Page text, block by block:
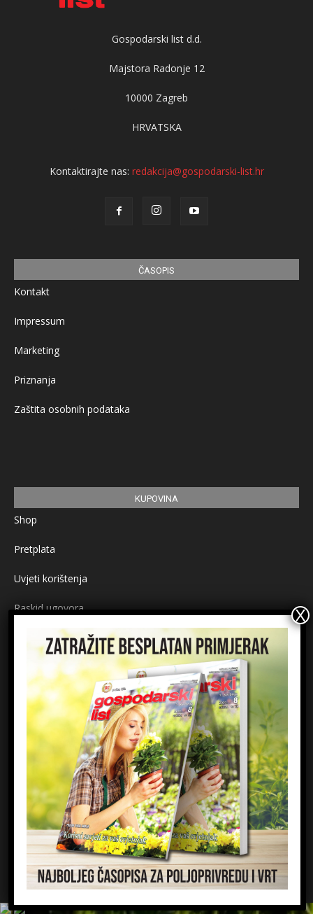
Gospodarski list d.d.
Majstora Radonje 12
10000 Zagreb
HRVATSKA
Kontaktirajte nas: redakcija@gospodarski-list.hr
ČASOPIS
Kontakt
Impressum
Marketing
Priznanja
Zaštita osobnih podataka
KUPOVINA
Shop
Pretplata
Uvjeti korištenja
Raskid ugovora
Načini plaćanja
Sigurnost plaćanja
Prijavite se na newsletter
Email